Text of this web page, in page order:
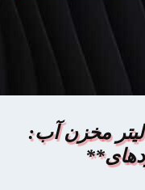
قالب گیری 5000 لیتر مخزن آب: